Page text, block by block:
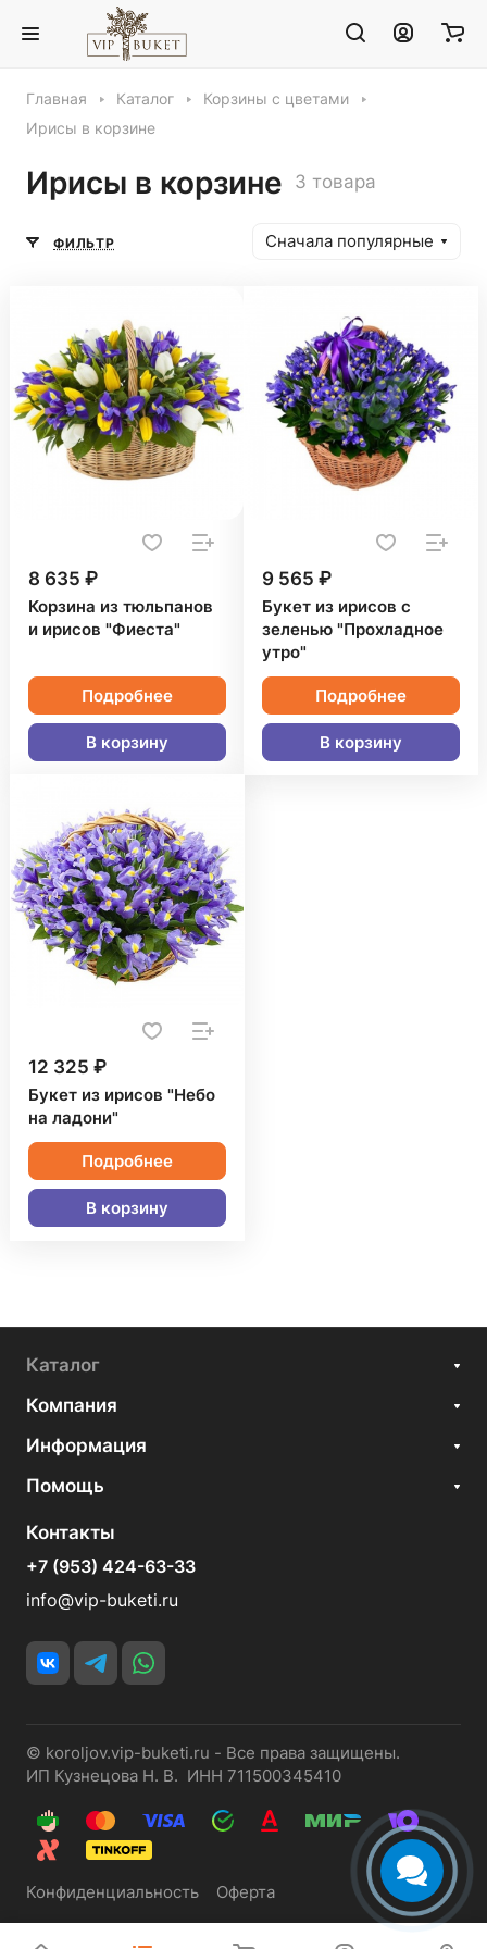
Главная Каталог
Корзины с цветами
Ирисы в корзине
Ирисы в корзине 3 товара
ФИЛЬТР Сначала популярные
8 635 ₽
Корзина из тюльпанов
и ирисов "Фиеста"
Подробнее
В корзину
9 565 ₽
Букет из ирисов с
зеленью "Прохладное
утро"
Подробнее
В корзину
12 325 ₽
Букет из ирисов "Небо
на ладони"
Подробнее
В корзину
Каталог
Компания
Информация
Помощь
Контакты
+7 (953) 424-63-33
info@vip-buketi.ru
© koroljov.vip-buketi.ru - Все права защищены.
ИП Кузнецова Н. В. ИНН 711500345410
Конфиденциальность Оферта